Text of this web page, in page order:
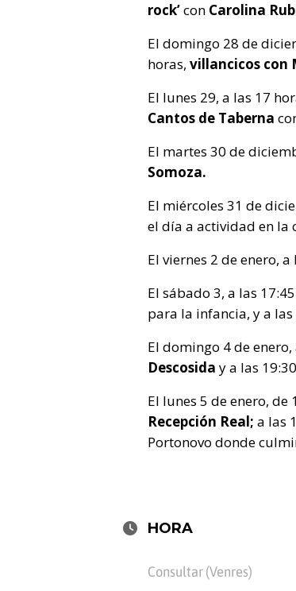
rock’con Carolina
El domingo 28 de
horas, villancicos con
El lunes 29, a las 17
Cantos de Taberna
El martes 30 de
Somoza.
El miércoles 31 de
el día a actividad en la
El viernes 2 de enero, a
El sábado 3, a las
para la infancia, y a las
El domingo 4 de enero,
Descosida y a las
El lunes 5 de enero, de
Recepción Real; a las
Portonovo donde
HORA
Consultar (Venres)